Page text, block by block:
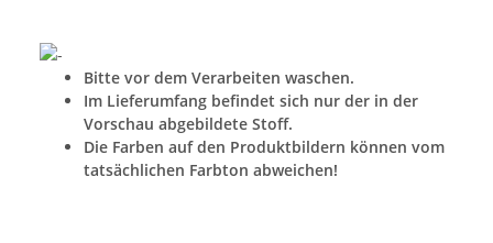
Bitte vor dem Verarbeiten waschen.
Im Lieferumfang befindet sich nur der in der
Vorschau abgebildete Stoff.
Die Farben auf den Produktbildern können vom
tatsächlichen Farbton abweichen!